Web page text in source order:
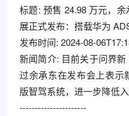
标题: 预售 24.98 万元，
展正式发布：搭载华为
发布时间: 2024-08-
新闻简介: 目前关于问界
过余承东在发布会上表示
版智驾系统，进一步降低入
----------------------